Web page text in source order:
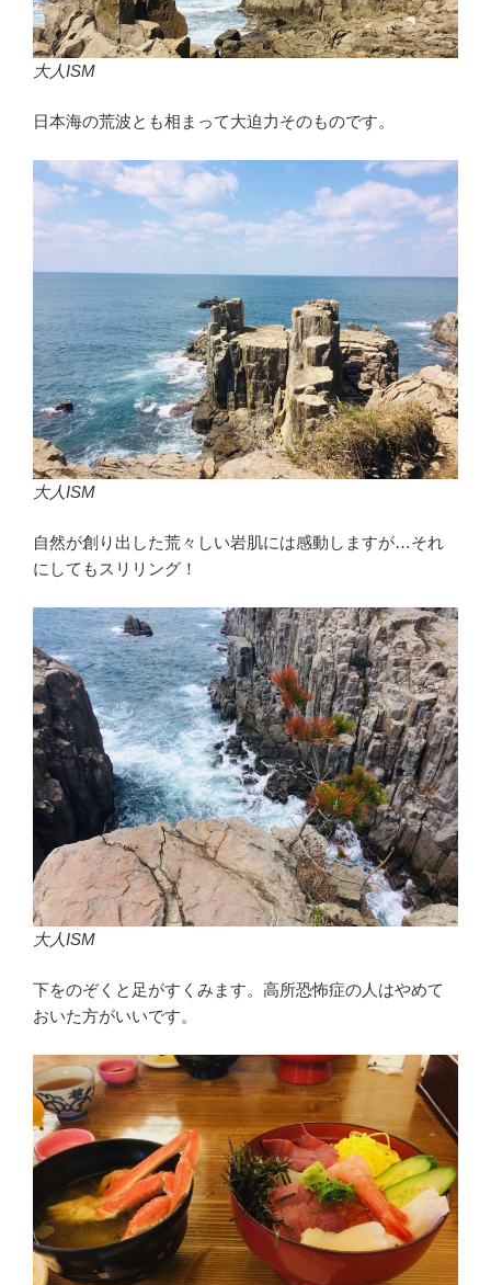
大人ISM
日本海の荒波とも相まって大迫力そのものです。
大人ISM
自然が創り出した荒々しい岩肌には感動しますが…それ
にしてもスリリング！
大人ISM
下をのぞくと足がすくみます。高所恐怖症の人はやめて
おいた方がいいです。